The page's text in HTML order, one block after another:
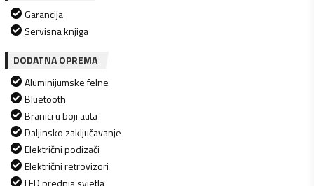
Garancija
Servisna knjiga
DODATNA OPREMA
Aluminijumske felne
Bluetooth
Branici u boji auta
Daljinsko zaključavanje
Električni podizači
Električni retrovizori
LED prednja svjetla